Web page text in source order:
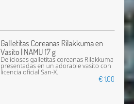
Galletitas Coreanas Rilakkuma en
Vasito | NAMU 17 g
Deliciosas galletitas coreanas Rilakkuma
presentadas en un adorable vasito con
licencia oficial San-X.
€ 1,00